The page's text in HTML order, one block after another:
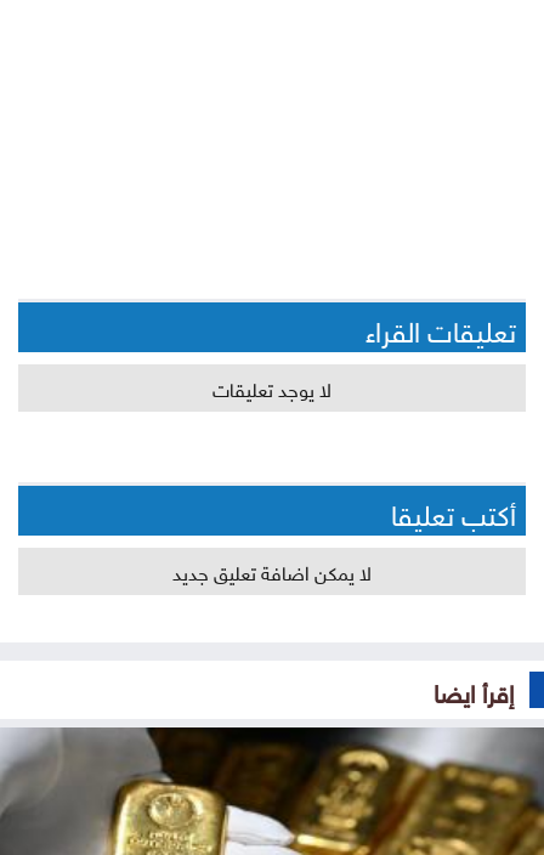
تعليقات القراء
لا يوجد تعليقات
أكتب تعليقا
لا يمكن اضافة تعليق جديد
إقرأ ايضا